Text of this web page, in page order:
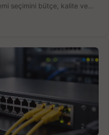
seçimini bütçe, kalite ve